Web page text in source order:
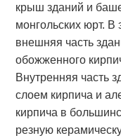
крыш зданий и
монгольских юрт. В
внешняя часть
обожженного
Внутренняя часть
слоем кирпича и
кирпича в
резную